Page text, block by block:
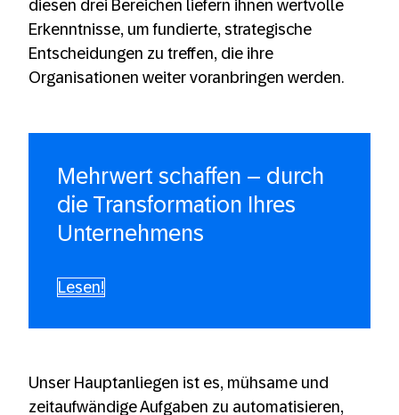
diesen drei Bereichen liefern ihnen wertvolle
Erkenntnisse, um fundierte, strategische
Entscheidungen zu treffen, die ihre
Organisationen weiter voranbringen werden.
Mehrwert schaffen – durch
die Transformation Ihres
Unternehmens
Lesen!
Unser Hauptanliegen ist es, mühsame und
zeitaufwändige Aufgaben zu automatisieren,